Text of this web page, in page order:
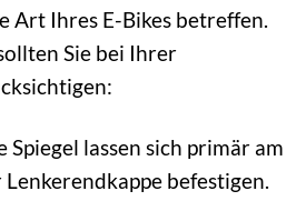
Art Ihres E-Bikes betreffen.
Sie bei Ihrer
Spiegel lassen sich primär am
befestigen.